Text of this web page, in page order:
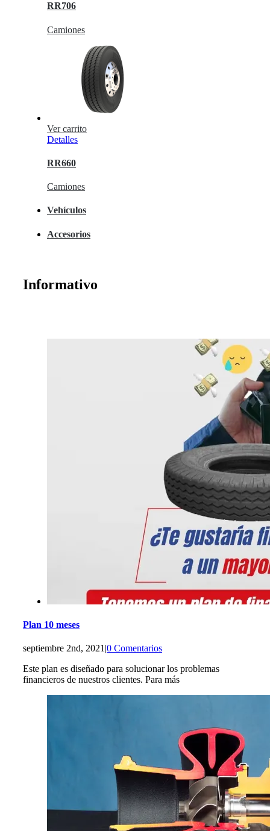
RR706
Camiones
Ver carrito
Detalles
RR660
Camiones
Vehículos
Accesorios
Informativo
Plan 10 meses
septiembre 2nd, 2021 |0 Comentarios
Este plan es diseñado para solucionar los problemas
financieros de nuestros clientes. Para más